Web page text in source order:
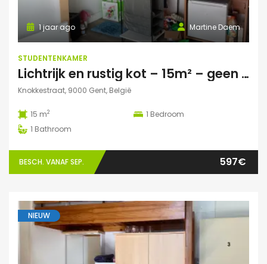
Martine Daem
1 jaar ago
STUDENTENKAMER
Lichtrijk en rustig kot – 15m² – geen domicilie
Knokkestraat, 9000 Gent, België
15 m2 1 Bedroom
1 Bathroom
BESCH. VANAF SEP. 597€
NIEUW